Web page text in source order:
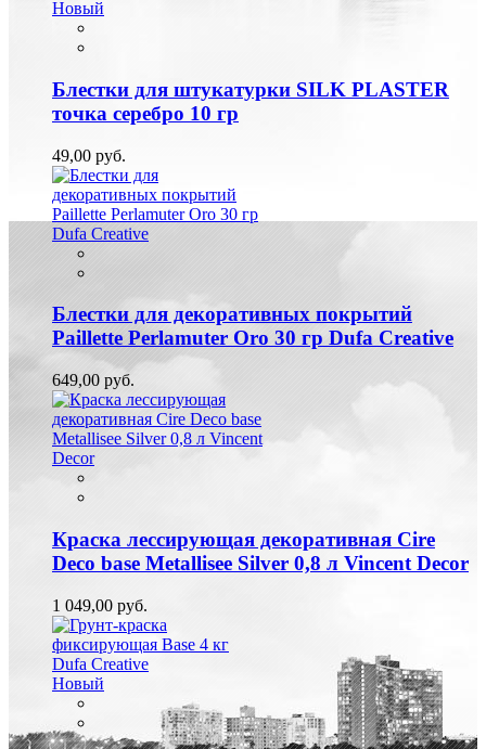
Новый
Блестки для штукатурки SILK PLASTER
точка серебро 10 гр
49,00 руб.
Блестки для декоративных покрытий
Paillette Perlamuter Oro 30 гр Dufa Creative
649,00 руб.
Краска лессирующая декоративная Cire
Deco base Metallisee Silver 0,8 л Vincent Decor
1 049,00 руб.
Новый